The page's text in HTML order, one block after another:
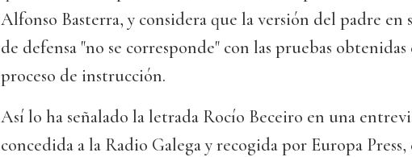
Alfonso Basterra, y considera que la versión del padre en
de defensa "no se corresponde" con las pruebas obtenidas
proceso de instrucción.
Así lo ha señalado la letrada Rocío Beceiro en una
concedida a la Radio Galega y recogida por Europa Press,